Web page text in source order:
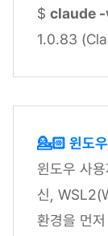
$ claude
1.0.83
💁🏻 윈도
윈도우 사
신,
환경을 먼